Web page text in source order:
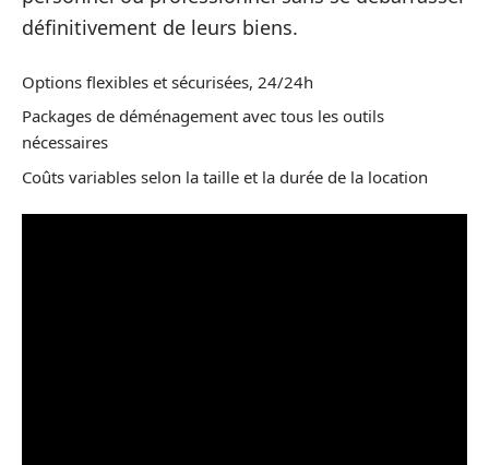
définitivement de leurs biens.
Options flexibles et sécurisées, 24/24h
Packages de déménagement avec tous les outils
nécessaires
Coûts variables selon la taille et la durée de la location